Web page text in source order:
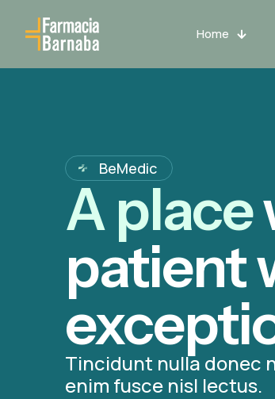
Home
BeMedic
A place
patient
Tincidunt nulla donec
enim fusce nisl lectus.